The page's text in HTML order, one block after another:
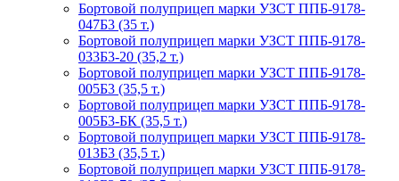
Бортовой полуприцеп марки УЗСТ ППБ-9178-
047Б3 (35 т.)
Бортовой полуприцеп марки УЗСТ ППБ-9178-
033Б3-20 (35,2 т.)
Бортовой полуприцеп марки УЗСТ ППБ-9178-
005Б3 (35,5 т.)
Бортовой полуприцеп марки УЗСТ ППБ-9178-
005Б3-БК (35,5 т.)
Бортовой полуприцеп марки УЗСТ ППБ-9178-
013Б3 (35,5 т.)
Бортовой полуприцеп марки УЗСТ ППБ-9178-